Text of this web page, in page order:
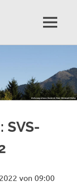
MENÜ
SVS-
von 09:00